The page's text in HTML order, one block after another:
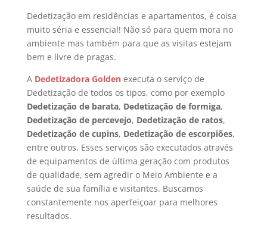
Dedetização em residências e apartamentos, é coisa
muito séria e essencial! Não só para quem mora no
ambiente mas também para que as visitas estejam
bem e livre de pragas.
A Dedetizadora Golden executa o serviço de
Dedetização de todos os tipos, como por exemplo
Dedetização de barata, Dedetização de formiga,
Dedetização de percevejo, Dedetização de ratos,
Dedetização de cupins, Dedetização de escorpiões,
entre outros. Esses serviços são executados através
de equipamentos de última geração com produtos
de qualidade, sem agredir o Meio Ambiente e a
saúde de sua família e visitantes. Buscamos
constantemente nos aperfeiçoar para melhores
resultados.